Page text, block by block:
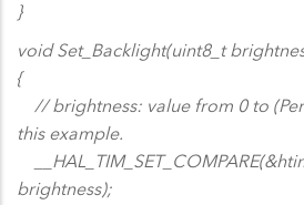
}
void Set_Backlight(uint8_t
{
// brightness: value from 0 to
this example.
brightness);